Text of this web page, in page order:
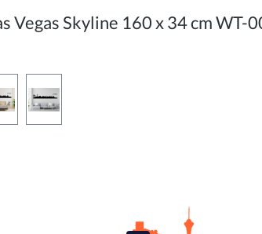
Vegas Skyline 160 x 34 cm WT-